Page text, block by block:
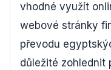
vhodné využít
webové stránky
převodu
důležité zohlednit